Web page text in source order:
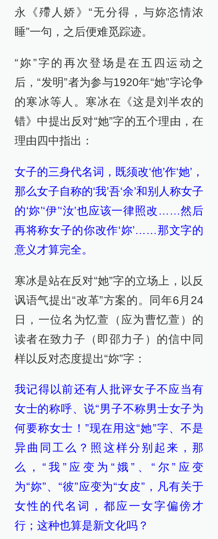
永《殢人娇》“无分得，与妳恣情浓
睡”一句，之后便难觅踪迹。
“妳”字的再次登场是在五四运动之
后，“发明”者为参与1920年“她”字论争
的寒冰等人。寒冰在《这是刘半农的
错》中提出反对“她”字的五个理由，在
理由四中指出：
女子的三身代名词，既须改‘他’作‘她’，
那么女子自称的‘我’吾‘余’和别人称女子
的‘妳’‘伊’‘汝’也应该一律照改……然后
再将称女子的你改作‘妳’……那文字的
意义才算完全。
寒冰是站在反对“她”字的立场上，以反
讽语气提出“改革”方案的。同年6月24
日，一位名为忆萱（应为曹忆萱）的
读者在致力子（即邵力子）的信中同
样以反对态度提出“妳”字：
我记得以前还有人批评女子不应当有
女士的称呼、说“男子不称男士女子为
何要称女士！”现在用这“她”字、不是
异曲同工么？照这样分别起来，那
么，“我”应变为“娥”、“尔”应变
为“妳”、“彼”应变为“女皮”，凡有关于
女性的代名词，都应一女字偏傍才
行；这种也算是新文化吗？